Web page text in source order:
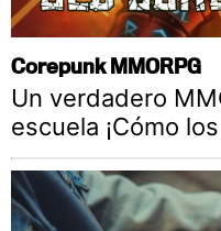
Corepunk MMORPG
Un verdadero
escuela ¡Cómo